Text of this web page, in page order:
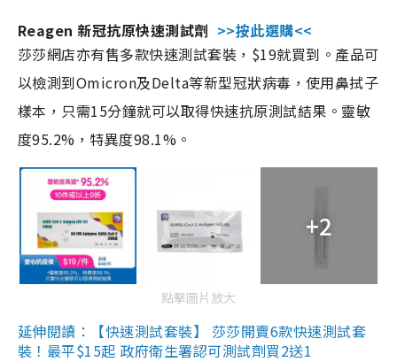
Reagen 新冠抗原快速測試劑 >>按此選購<<
莎莎網店亦有售多款快速測試套裝，$19就買到。產品可
以檢測到Omicron及Delta等新型冠狀病毒，使用鼻拭子
樣本，只需15分鐘就可以取得快速抗原測試結果。靈敏
度95.2%，特異度98.1%。
+2
點擊圖片放大
延伸閱讀：【快速測試套裝】 莎莎開賣6款快速測試套
裝！最平$15起 政府衛生署認可測試劑買2送1